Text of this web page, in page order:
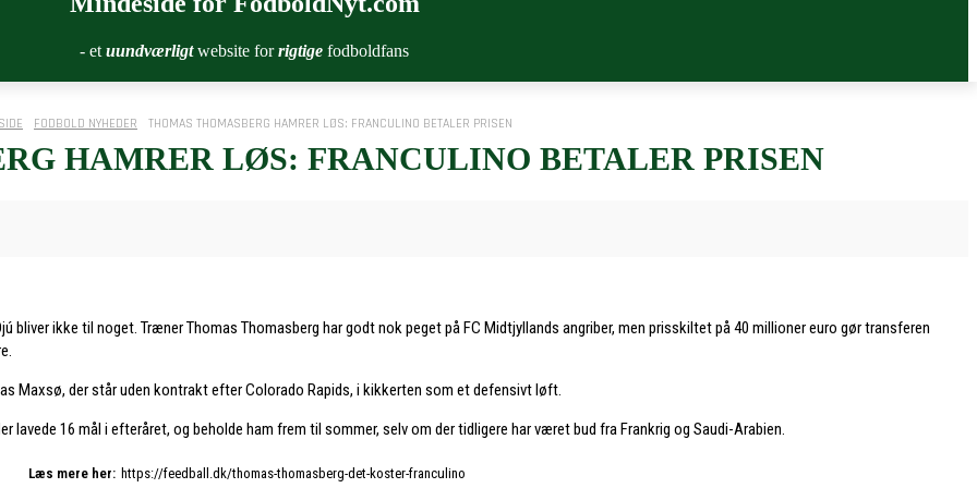
- et uundværligtwebsite forrigtige fodboldfans
FODBOLD NYHEDER THOMAS THOMASBERG HAMRER LØS: FRANCULINO BETALER PRISEN
HAMRER LØS: FRANCULINO BETALER PRISEN
ikke til noget. Træner Thomas Thomasberg har godt nok peget på FC Midtjyllands angriber, men prisskiltet på 40 millioner euro gør transferen
Maxsø, der står uden kontrakt efter Colorado Rapids, i kikkerten som et defensivt løft.
lavede 16 mål i efteråret, og beholde ham frem til sommer, selv om der tidligere har været bud fra Frankrig og Saudi-Arabien.
Læs mere her: https://feedball.dk/thomas-thomasberg-det-koster-franculino